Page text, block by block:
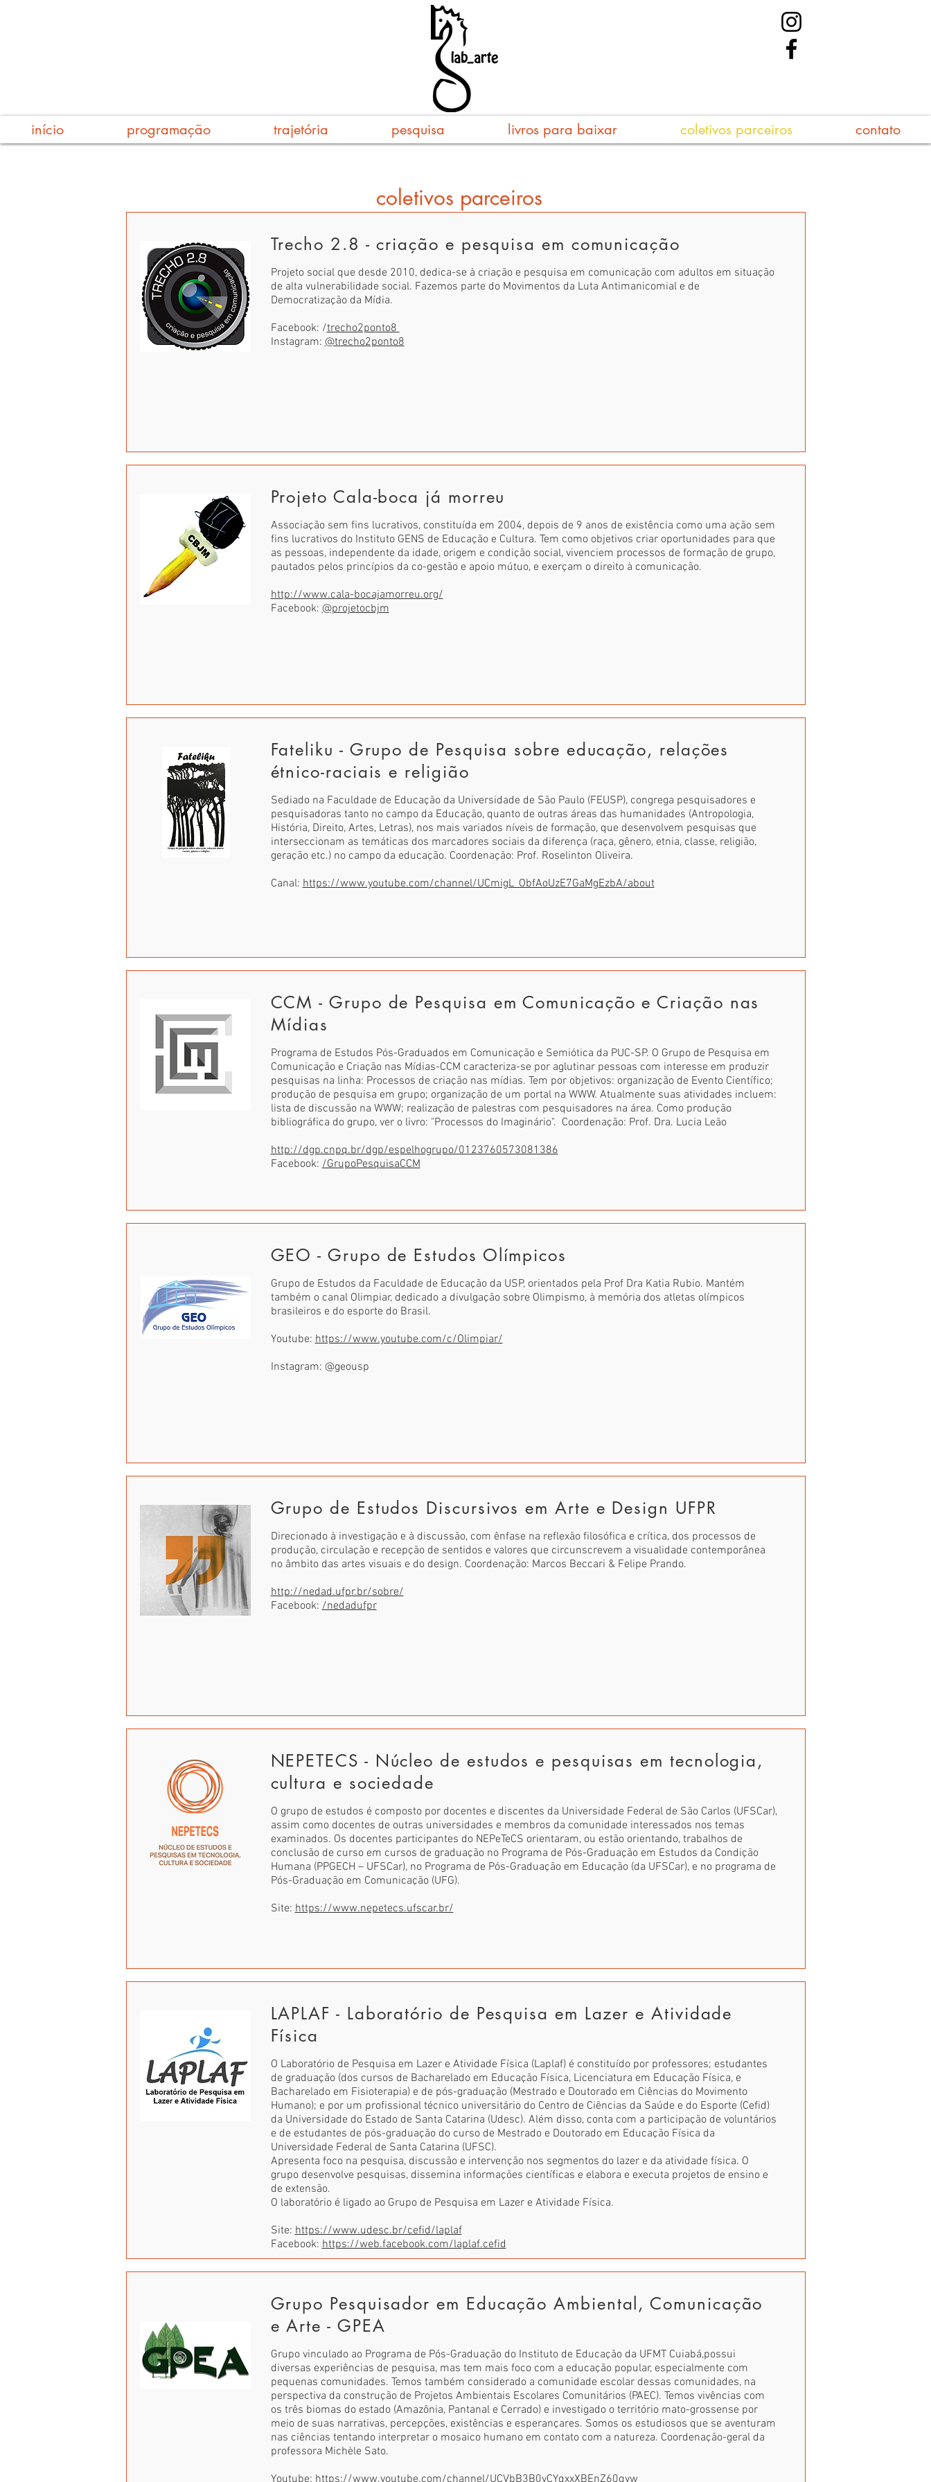
início programação trajetória pesquisa livros para baixar coletivos parceiros contato
coletivos parceiros
Trecho 2.8 - criação e pesquisa em comunicação
Projeto social que desde 2010, dedica-se à criação e pesquisa em comunicação com adultos em situação
de alta vulnerabilidade social. Fazemos parte do Movimentos da Luta Antimanicomial e de
Democratização da Mídia.
Facebook: /trecho2ponto8
Instagram:@trecho2ponto8
Projeto Cala-boca já morreu
Associação sem fins lucrativos, constituída em 2004, depois de 9 anos de existência como uma ação sem
fins lucrativos do Instituto GENS de Educação e Cultura. Tem como objetivos criar oportunidades para que
as pessoas, independente da idade, origem e condição social, vivenciem processos de formação de grupo,
pautados pelos princípios da co-gestão e apoio mútuo, e exerçam o direito à comunicação.
http://www.cala-bocajamorreu.org/
Facebook:@projetocbjm
Fateliku - Grupo de Pesquisa sobre educação, relações
étnico-raciais e religião
Sediado na Faculdade de Educação da Universidade de São Paulo (FEUSP), congrega pesquisadores e
pesquisadoras tanto no campo da Educação, quanto de outras áreas das humanidades (Antropologia,
História, Direito, Artes, Letras), nos mais variados níveis de formação, que desenvolvem pesquisas que
interseccionam as temáticas dos marcadores sociais da diferença (raça, gênero, etnia, classe, religião,
geração etc.) no campo da educação. Coordenação: Prof. Roselinton Oliveira.
Canal:https://www.youtube.com/channel/UCmigL_ObfAoUzE7GaMgEzbA/about
CCM - Grupo de Pesquisa em Comunicação e Criação nas
Mídias
Programa de Estudos Pós-Graduados em Comunicação e Semiótica da PUC-SP. O Grupo de Pesquisa em
Comunicação e Criação nas Mídias-CCM caracteriza-se por aglutinar pessoas com interesse em produzir
pesquisas na linha: Processos de criação nas mídias. Tem por objetivos: organização de Evento Científico;
produção de pesquisa em grupo; organização de um portal na WWW. Atualmente suas atividades incluem:
lista de discussão na WWW; realização de palestras com pesquisadores na área. Como produção
bibliográfica do grupo, ver o livro: "Processos do Imaginário". Coordenação: Prof. Dra. Lucia Leão
http://dgp.cnpq.br/dgp/espelhogrupo/0123760573081386
Facebook:/GrupoPesquisaCCM
GEO - Grupo de Estudos Olímpicos
Grupo de Estudos da Faculdade de Educação da USP, orientados pela Prof Dra Katia Rubio. Mantém
também o canal Olimpiar, dedicado a divulgação sobre Olimpismo, à memória dos atletas olímpicos
brasileiros e do esporte do Brasil.
Youtube:https://www.youtube.com/c/Olimpiar/
Instagram: @geousp
Grupo de Estudos Discursivos em Arte e Design UFPR
Direcionado à investigação e à discussão, com ênfase na reflexão filosófica e crítica, dos processos de
produção, circulação e recepção de sentidos e valores que circunscrevem a visualidade contemporânea
no âmbito das artes visuais e do design. Coordenação: Marcos Beccari & Felipe Prando.
http://nedad.ufpr.br/sobre/
Facebook:/nedadufpr
NEPETECS - Núcleo de estudos e pesquisas em tecnologia,
cultura e sociedade
O grupo de estudos é composto por docentes e discentes da Universidade Federal de São Carlos (UFSCar),
assim como docentes de outras universidades e membros da comunidade interessados nos temas
examinados. Os docentes participantes do NEPeTeCS orientaram, ou estão orientando, trabalhos de
conclusão de curso em cursos de graduação no Programa de Pós-Graduação em Estudos da Condição
Humana (PPGECH – UFSCar), no Programa de Pós-Graduação em Educação (da UFSCar), e no programa de
Pós-Graduação em Comunicação (UFG).
Site:https://www.nepetecs.ufscar.br/
LAPLAF - Laboratório de Pesquisa em Lazer e Atividade
Física
O Laboratório de Pesquisa em Lazer e Atividade Física (Laplaf) é constituído por professores; estudantes
de graduação (dos cursos de Bacharelado em Educação Física, Licenciatura em Educação Física, e
Bacharelado em Fisioterapia) e de pós-graduação (Mestrado e Doutorado em Ciências do Movimento
Humano); e por um profissional técnico universitário do Centro de Ciências da Saúde e do Esporte (Cefid)
da Universidade do Estado de Santa Catarina (Udesc). Além disso, conta com a participação de voluntários
e de estudantes de pós-graduação do curso de Mestrado e Doutorado em Educação Física da
Universidade Federal de Santa Catarina (UFSC).
Apresenta foco na pesquisa, discussão e intervenção nos segmentos do lazer e da atividade física. O
grupo desenvolve pesquisas, dissemina informações científicas e elabora e executa projetos de ensino e
de extensão.
O laboratório é ligado ao Grupo de Pesquisa em Lazer e Atividade Física.
Site:https://www.udesc.br/cefid/laplaf
Facebook:https://web.facebook.com/laplaf.cefid
Grupo Pesquisador em Educação Ambiental, Comunicação
e Arte - GPEA
Grupo vinculado ao Programa de Pós-Graduação do Instituto de Educação da UFMT Cuiabá,possui
diversas experiências de pesquisa, mas tem mais foco com a educação popular, especialmente com
pequenas comunidades. Temos também considerado a comunidade escolar dessas comunidades, na
perspectiva da construção de Projetos Ambientais Escolares Comunitários (PAEC). Temos vivências com
os três biomas do estado (Amazônia, Pantanal e Cerrado) e investigado o território mato-grossense por
meio de suas narrativas, percepções, existências e esperançares. Somos os estudiosos que se aventuram
nas ciências tentando interpretar o mosaico humano em contato com a natureza. Coordenação-geral da
professora Michèle Sato.
Youtube: https://www.youtube.com/channel/UCVbB3B0vCYqxxXBEnZ60qvw